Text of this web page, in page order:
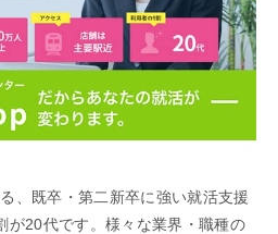
、既卒・第二新卒に強い就活支援
が20代です。様々な業界・職種の